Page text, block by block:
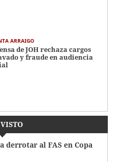
ARRAIGO
de JOH rechaza cargos
y fraude en audiencia
derrotar al FAS en Copa